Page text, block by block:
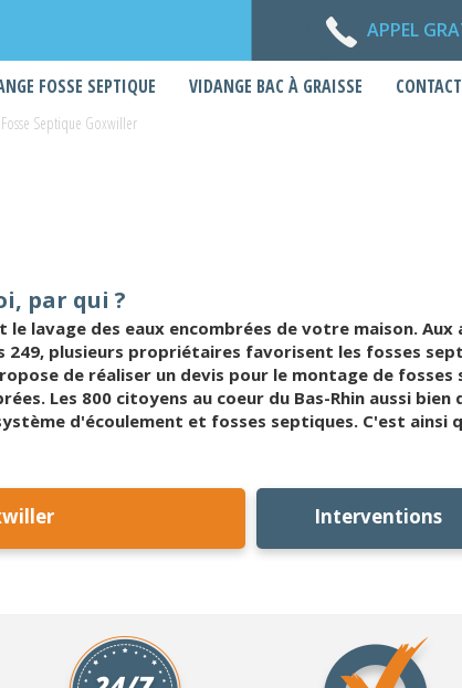
APPEL
FOSSE SEPTIQUE VIDANGE BAC À GRAISSE CONTACT
Fosse Septique Goxwiller
par qui ?
lavage des eaux encombrées de votre maison.
plusieurs propriétaires favorisent les fosses
de réaliser un devis pour le montage de fosses
Les 800 citoyens au coeur du Bas-Rhin aussi bien
d'écoulement et fosses septiques. C'est ainsi
Interventions